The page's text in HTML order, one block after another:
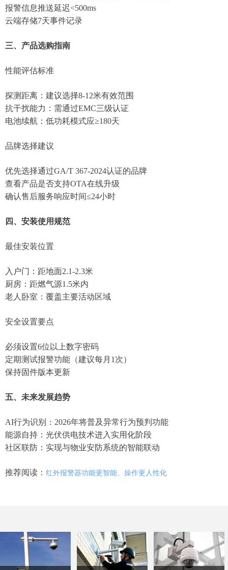
报警信息推送延迟<500ms
云端存储7天事件记录
三、产品选购指南
性能评估标准‌
探测距离：建议选择8-12米有效范围
抗干扰能力：需通过EMC三级认证
电池续航：低功耗模式应≥180天
品牌选择建议‌
优先选择通过GA/T 367-2024认证的品牌
查看产品是否支持OTA在线升级
确认售后服务响应时间≤24小时
四、安装使用规范
最佳安装位置‌
入户门：距地面2.1-2.3米
厨房：距燃气源1.5米内
老人卧室：覆盖主要活动区域
安全设置要点‌
必须设置6位以上数字密码
定期测试报警功能（建议每月1次）
保持固件版本更新
五、未来发展趋势
AI行为识别‌：2026年将普及异常行为预判功能
能源自持‌：光伏供电技术进入实用化阶段
社区联防‌：实现与物业安防系统的智能联动
推荐阅读： 红外报警器功能更智能、操作更人性化